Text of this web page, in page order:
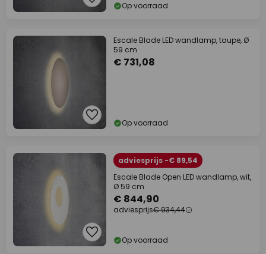
Op voorraad
Escale Blade LED wandlamp, taupe, Ø
59 cm
€ 731,08
Op voorraad
adviesprijs -€ 89,54
Escale Blade Open LED wandlamp, wit,
Ø 59 cm
€ 844,90
adviesprijs€ 934,44
Op voorraad